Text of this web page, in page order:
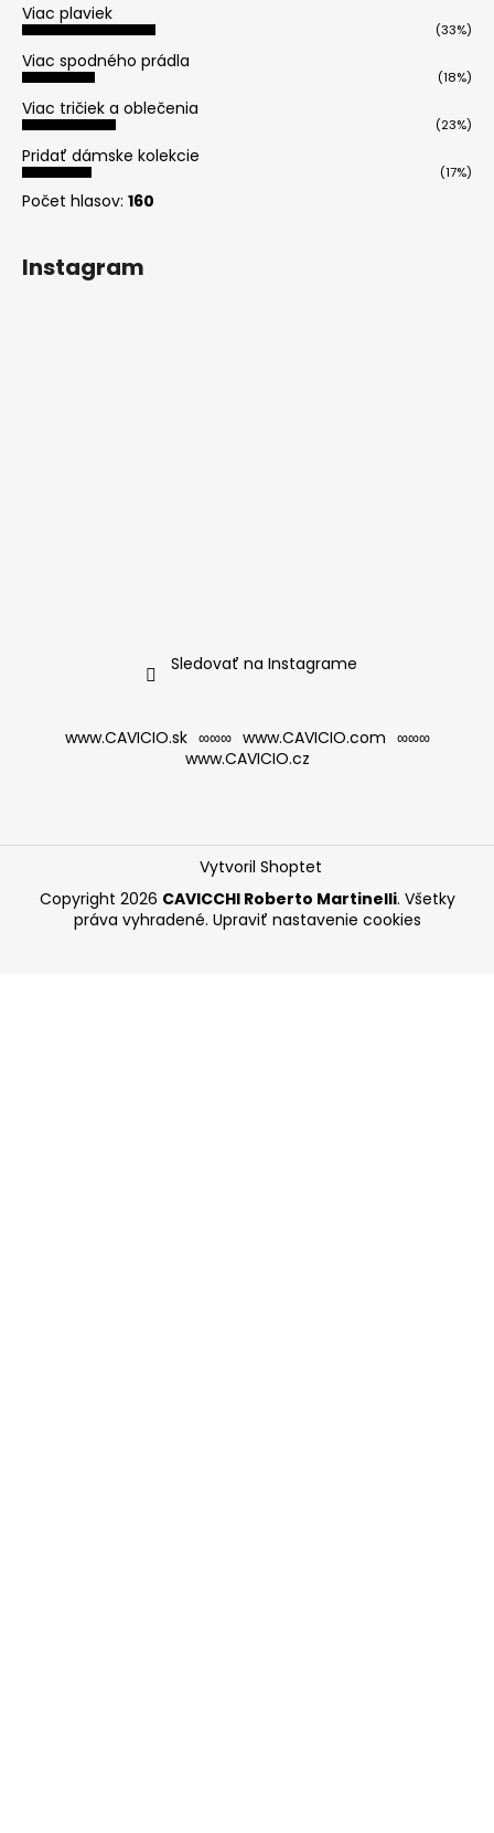
Viac plaviek
(33%)
Viac spodného prádla
(18%)
Viac tričiek a oblečenia
(23%)
Pridať dámske kolekcie
(17%)
Počet hlasov: 160
Instagram
Sledovať na Instagrame
www.CAVICIO.sk ∞∞∞ www.CAVICIO.com ∞∞∞
www.CAVICIO.cz
Vytvoril Shoptet
Copyright 2026 CAVICCHI Roberto Martinelli. Všetky
práva vyhradené. Upraviť nastavenie cookies